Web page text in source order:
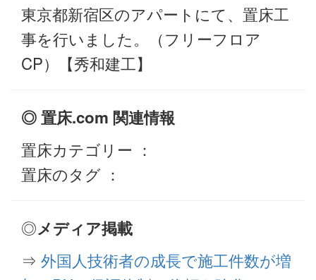
東京都新宿区のアパートにて、置床工
事を行いました。（フリーフロア
CP）【秀和建工】
◎ 置床.com 関連情報
置床カテゴリー ：
置床のタグ ：
◎メディア掲載
⇒ 外国人技術者の成長で施工件数が増